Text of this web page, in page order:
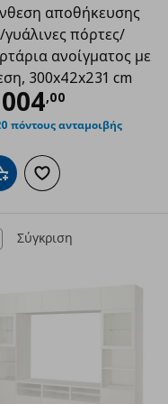
αποθήκευσης
γυάλινες πόρτες/
ανοίγματος με
300x42x231 cm
,00
πόντους ανταμοιβής
στο καλάθι
Προσθήκη στα
Σύγκριση